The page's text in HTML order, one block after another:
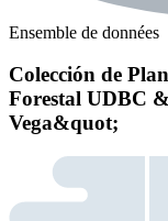
Ensemble de données
Colección de
Forestal UDBC
Vega&quot;